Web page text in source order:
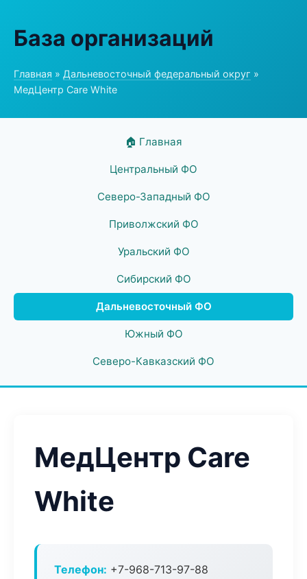
База организаций
Главная » Дальневосточный федеральный округ »
МедЦентр Care White
🏠 Главная
Центральный ФО
Северо-Западный ФО
Приволжский ФО
Уральский ФО
Сибирский ФО
Дальневосточный ФО
Южный ФО
Северо-Кавказский ФО
МедЦентр Care
White
Телефон: +7-968-713-97-88